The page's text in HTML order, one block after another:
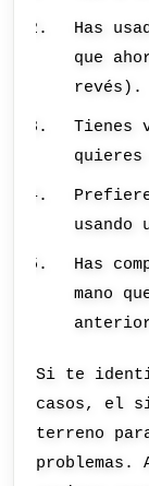
Has
que
revés).
Tienes
quieres
usando
Has
mano
Si te
casos, el
terreno
problemas.